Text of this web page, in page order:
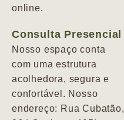
online.
Consulta Presencial
Nosso espaço conta
com uma estrutura
acolhedora, segura e
confortável. Nosso
endereço: Rua Cubatão,